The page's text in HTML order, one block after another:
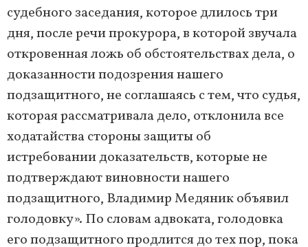
судебного заседания, которое длилось три
дня, после речи прокурора, в которой звучала
откровенная ложь об обстоятельствах дела, о
доказанности подозрения нашего
подзащитного, не соглашаясь с тем, что судья,
которая рассматривала дело, отклонила все
ходатайства стороны защиты об
истребовании доказательств, которые не
подтверждают виновности нашего
подзащитного, Владимир Медяник объявил
голодовку». По словам адвоката, голодовка
его подзащитного продлится до тех пор, пока